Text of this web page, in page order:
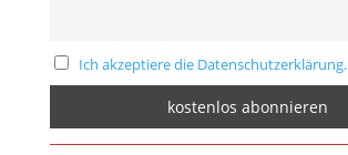
Ich akzeptiere die Datenschutzerklärung.